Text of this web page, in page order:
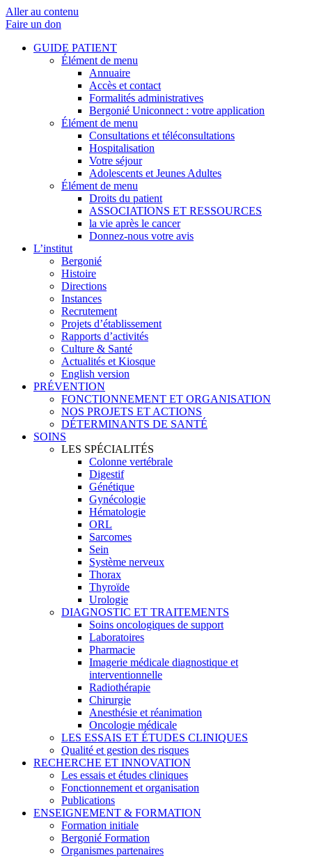
Aller au contenu
Faire un don
GUIDE PATIENT
Élément de menu
Annuaire
Accès et contact
Formalités administratives
Bergonié Uniconnect : votre application
Élément de menu
Consultations et téléconsultations
Hospitalisation
Votre séjour
Adolescents et Jeunes Adultes
Élément de menu
Droits du patient
ASSOCIATIONS ET RESSOURCES
la vie après le cancer
Donnez-nous votre avis
L’institut
Bergonié
Histoire
Directions
Instances
Recrutement
Projets d’établissement
Rapports d’activités
Culture & Santé
Actualités et Kiosque
English version
PRÉVENTION
FONCTIONNEMENT ET ORGANISATION
NOS PROJETS ET ACTIONS
DÉTERMINANTS DE SANTÉ
SOINS
LES SPÉCIALITÉS
Colonne vertébrale
Digestif
Génétique
Gynécologie
Hématologie
ORL
Sarcomes
Sein
Système nerveux
Thorax
Thyroïde
Urologie
DIAGNOSTIC ET TRAITEMENTS
Soins oncologiques de support
Laboratoires
Pharmacie
Imagerie médicale diagnostique et
interventionnelle
Radiothérapie
Chirurgie
Anesthésie et réanimation
Oncologie médicale
LES ESSAIS ET ÉTUDES CLINIQUES
Qualité et gestion des risques
RECHERCHE ET INNOVATION
Les essais et études cliniques
Fonctionnement et organisation
Publications
ENSEIGNEMENT & FORMATION
Formation initiale
Bergonié Formation
Organismes partenaires